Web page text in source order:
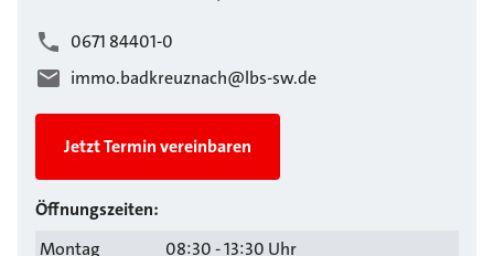
0671 84401-0
immo.badkreuznach@lbs-sw.de
Jetzt Termin vereinbaren
Öffnungszeiten:
Montag
08:30 - 13:30 Uhr